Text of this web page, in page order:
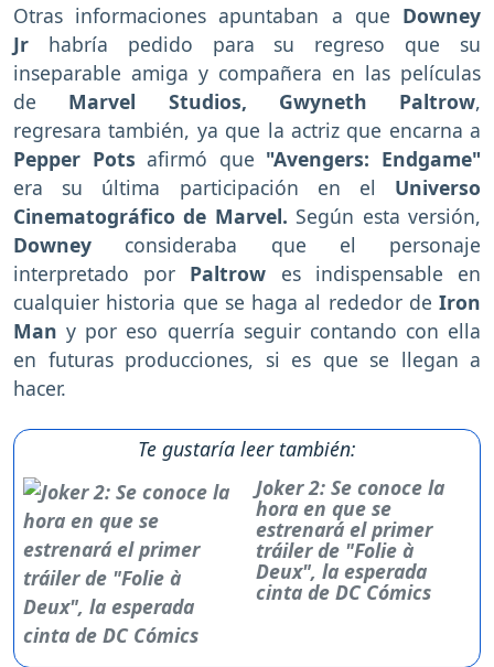
Otras informaciones apuntaban a que Downey
Jr habría pedido para su regreso que su
inseparable amiga y compañera en las películas
de Marvel Studios, Gwyneth Paltrow,
regresara también, ya que la actriz que encarna a
Pepper Pots afirmó que "Avengers: Endgame"
era su última participación en el Universo
Cinematográfico de Marvel. Según esta versión,
Downey consideraba que el personaje
interpretado por Paltrow es indispensable en
cualquier historia que se haga al rededor de Iron
Man y por eso querría seguir contando con ella
en futuras producciones, si es que se llegan a
hacer.
Te gustaría leer también:
Joker 2: Se conoce la
hora en que se
estrenará el primer
tráiler de "Folie à
Deux", la esperada
cinta de DC Cómics